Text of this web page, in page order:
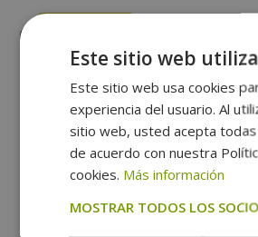
Este sitio web
Este sitio web usa cookies
experiencia del usuario. Al
sitio web, usted acepta
de acuerdo con nuestra
cookies. Más información
MOSTRAR TODOS LOS